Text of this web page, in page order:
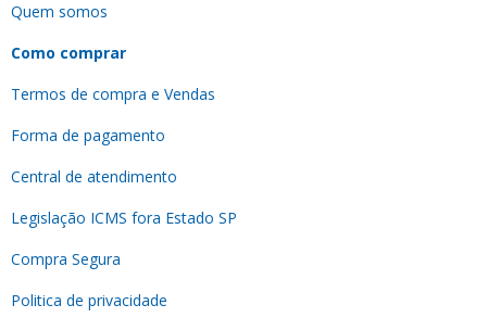
Quem somos
Como comprar
Termos de compra e Vendas
Forma de pagamento
Central de atendimento
Legislação ICMS fora Estado SP
Compra Segura
Politica de privacidade